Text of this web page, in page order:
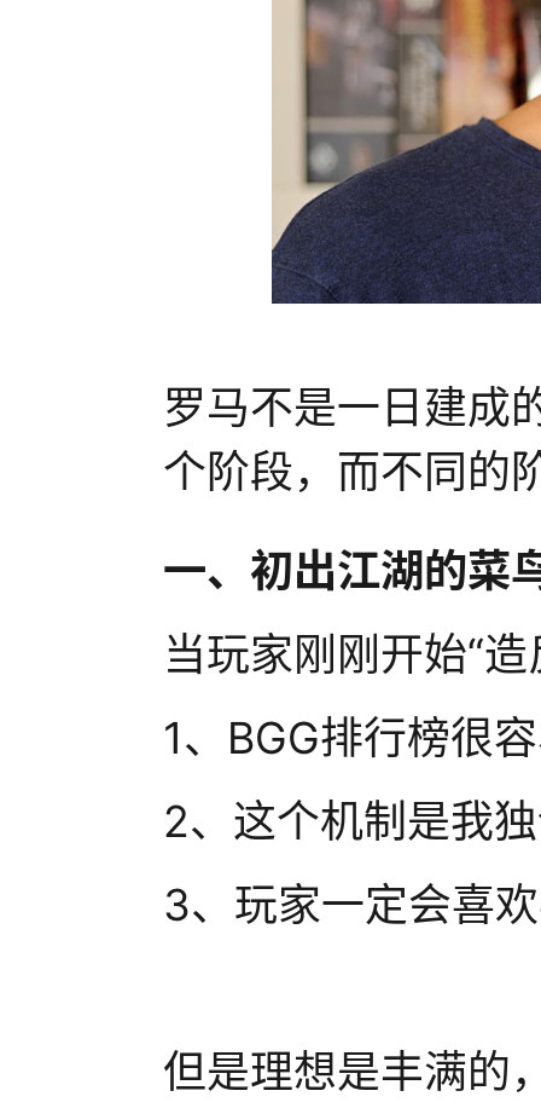
罗马不是一日建成
个阶段，而不同的
一、初出江湖的菜
当玩家刚刚开始“
1、BGG排行榜很
2、这个机制是我
3、玩家一定会喜
但是理想是丰满的